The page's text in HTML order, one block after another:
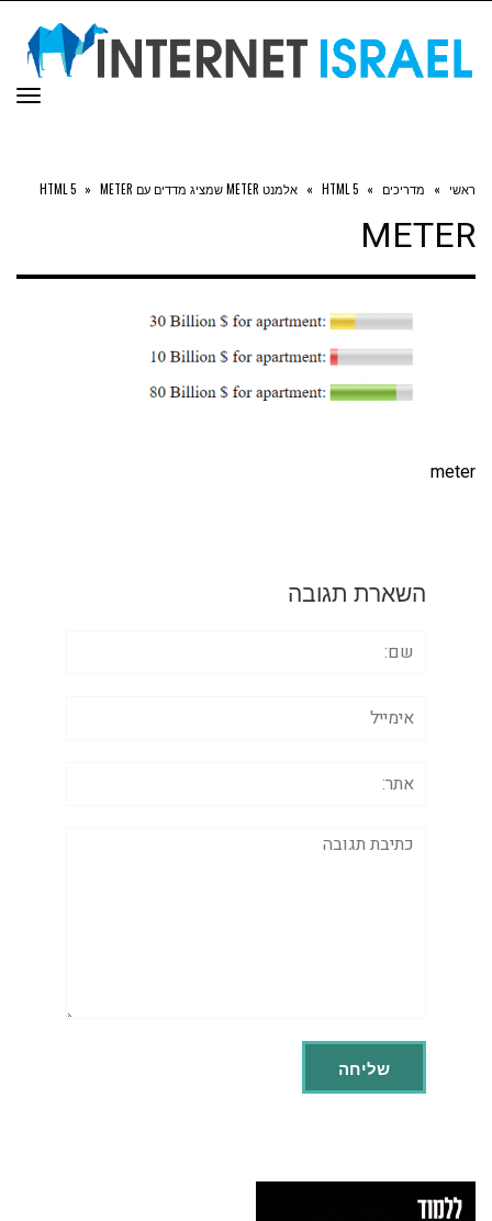
ראשי » מדריכים »
HTML 5
» אלמנט METER שמציג מדדים עם HTML 5 » METER
METER
meter
השארת תגובה
תגובה